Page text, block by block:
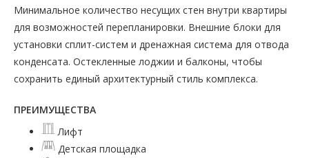
Минимальное количество несущих стен внутри квартиры
для возможностей перепланировки. Внешние блоки для
установки сплит-систем и дренажная система для отвода
конденсата. Остекленные лоджии и балконы, чтобы
сохранить единый архитектурный стиль комплекса.
ПРЕИМУЩЕСТВА
Лифт
Детская площадка